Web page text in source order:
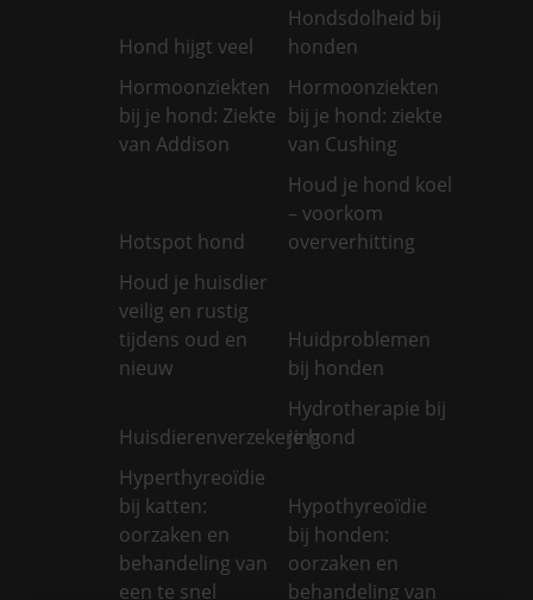
Hond hijgt veel
Hondsdolheid bij
honden
Hormoonziekten
bij je hond: Ziekte
van Addison
Hormoonziekten
bij je hond: ziekte
van Cushing
Hotspot hond
Houd je hond koel
– voorkom
oververhitting
Houd je huisdier
veilig en rustig
tijdens oud en
nieuw
Huidproblemen
bij honden
Huisdierenverzekering
Hydrotherapie bij
je hond
Hyperthyreoïdie
bij katten:
oorzaken en
behandeling van
een te snel
Hypothyreoïdie
bij honden:
oorzaken en
behandeling van